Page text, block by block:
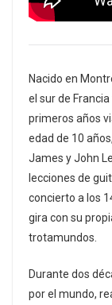
Nacido en
el sur de
primeros años
edad de 10
James y John
lecciones de
concierto a los
gira con su
trotamundos.
Durante dos
por el mundo,